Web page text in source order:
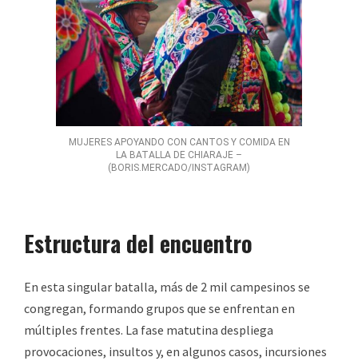
MUJERES APOYANDO CON CANTOS Y COMIDA EN
LA BATALLA DE CHIARAJE –
(BORIS.MERCADO/INSTAGRAM)
Estructura del encuentro
En esta singular batalla, más de 2 mil campesinos se
congregan, formando grupos que se enfrentan en
múltiples frentes. La fase matutina despliega
provocaciones, insultos y, en algunos casos, incursiones